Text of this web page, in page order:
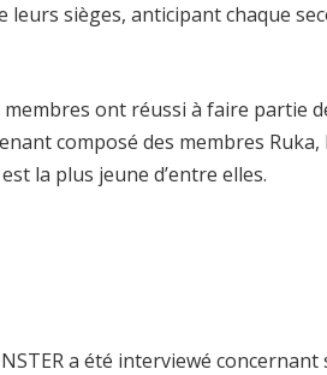
leurs sièges, anticipant chaque
ont réussi à faire partie
composé des membres Ruka,
la plus jeune d’entre elles.
a été interviewé